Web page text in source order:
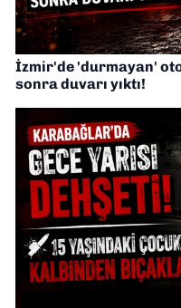
İzmir'de 'durmayan'
sonra duvarı yıktı!